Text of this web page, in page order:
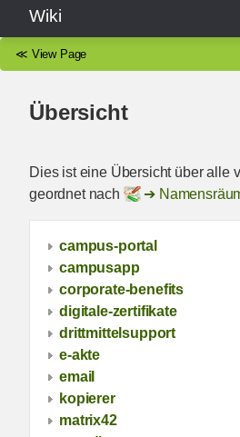
Wiki
≪ View Page
Übersicht
Dies ist eine Übersicht über alle
geordnet nach
campus-portal
campusapp
corporate-benefits
digitale-zertifikate
drittmittelsupport
e-akte
email
kopierer
matrix42